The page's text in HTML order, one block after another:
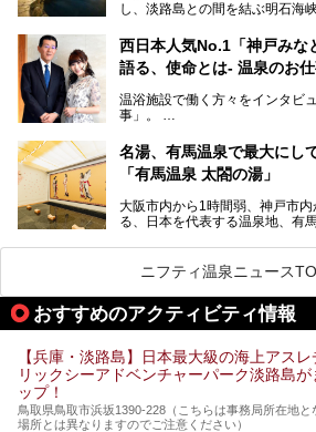
盛り込んだ日帰り観光モデルコ
し、淡路島との間を結ぶ明石海
華街をはじめ、きらびやかに発
人気観光スポットもめじろ押し
そして、温泉好きの視点から見
湯です。そのお湯をリーズナブ
スーパー銭湯があったら……。今
きます！
西日本人気No.1「神戸みな
語る、使命とは- 温泉のお
温浴施設で働く方々をインタビ
事」。
ング西日本1位、2年連続「ベス
「神戸みなと温泉 蓮」の魅力に
名湯、有馬温泉で最大にし
「有馬温泉 太閤の湯」
大阪市内から1時間弱、神戸市
る、日本を代表する温泉地、有
有名な「金泉」と「銀泉」に加
める、ある意味「最強」ともい
今回は自慢のお湯をメインにそ
ニフティ温泉ニュース
おすすめのアクティビティ情報
【兵庫・淡路島】日本最大級の海上アス
リックシーアドベンチャーパーク淡路島
ップ！
鳥取県鳥取市浜坂1390‐228（こちらは事務局所在地
場所とは異なりますのでご注意ください）